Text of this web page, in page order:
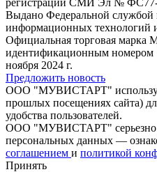
Выдано Федеральной службой
информационных технологий
Официальная торговая марка
идентификационным номером
ноября 2024 г.
Предложить новость
ООО "МУВИСТАРТ"
прошлых посещениях сайта)
удобства пользователей.
ООО "МУВИСТАРТ" серьезно
персональных данных —
соглашением и политикой
Принять